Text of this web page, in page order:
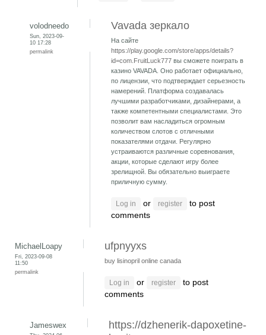
volodneedo
Sun, 2023-09-
10 17:28
permalink
Vavada зеркало
На сайте
https://play.google.com/store/apps/details?
id=com.FruitLuck777 вы сможете поиграть в
казино VAVADA. Оно работает официально,
по лицензии, что подтверждает серьезность
намерений. Платформа создавалась
лучшими разработчиками, дизайнерами, а
также компетентными специалистами. Это
позволит вам насладиться огромным
количеством слотов с отличными
показателями отдачи. Регулярно
устраиваются различные соревнования,
акции, которые сделают игру более
зрелищной. Вы обязательно выиграете
приличную сумму.
Log in or register
to post
comments
MichaelLoapy
Fri, 2023-09-08
11:50
permalink
ufpnyyxs
buy lisinopril online canada
Log in or register
to post
comments
Jameswex
https://dzhenerik-dapoxetine-